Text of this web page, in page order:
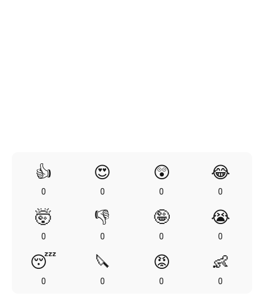
👍
0
😍
0
😲
0
😂
0
🤯
0
👎
0
🤪
0
😭
0
😴
0
🔪
0
😡
0
👶
0